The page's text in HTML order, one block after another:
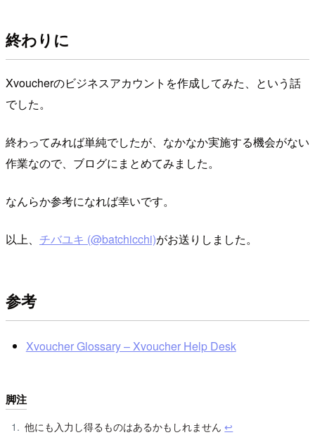
終わりに
Xvoucherのビジネスアカウントを作成してみた、という話
でした。
終わってみれば単純でしたが、なかなか実施する機会がない
作業なので、ブログにまとめてみました。
なんらか参考になれば幸いです。
以上、 チバユキ (@batchicchi)がお送りしました。
参考
Xvoucher Glossary – Xvoucher Help Desk
脚注
他にも入力し得るものはあるかもしれません↩︎